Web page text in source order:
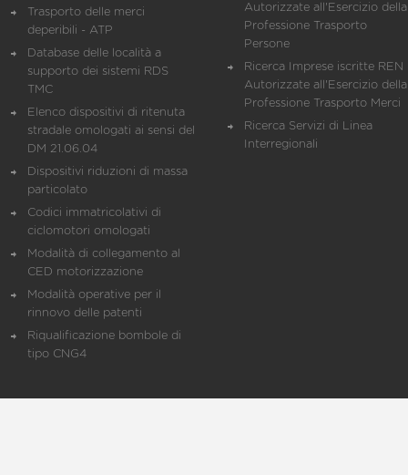
Trasporto delle merci
deperibili - ATP
Database delle località a
supporto dei sistemi RDS
TMC
Elenco dispositivi di ritenuta
stradale omologati ai sensi del
DM 21.06.04
Dispositivi riduzioni di massa
particolato
Codici immatricolativi di
ciclomotori omologati
Modalità di collegamento al
CED motorizzazione
Modalità operative per il
rinnovo delle patenti
Riqualificazione bombole di
tipo CNG4
Autorizzate all'Esercizio della
Professione Trasporto
Persone
Ricerca Imprese iscritte REN
Autorizzate all'Esercizio della
Professione Trasporto Merci
Ricerca Servizi di Linea
Interregionali